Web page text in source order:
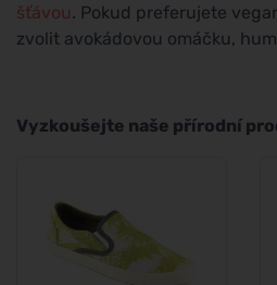
šťávou. Pokud preferujete
zvolit avokádovou omáčku,
Vyzkoušejte naše přírodní